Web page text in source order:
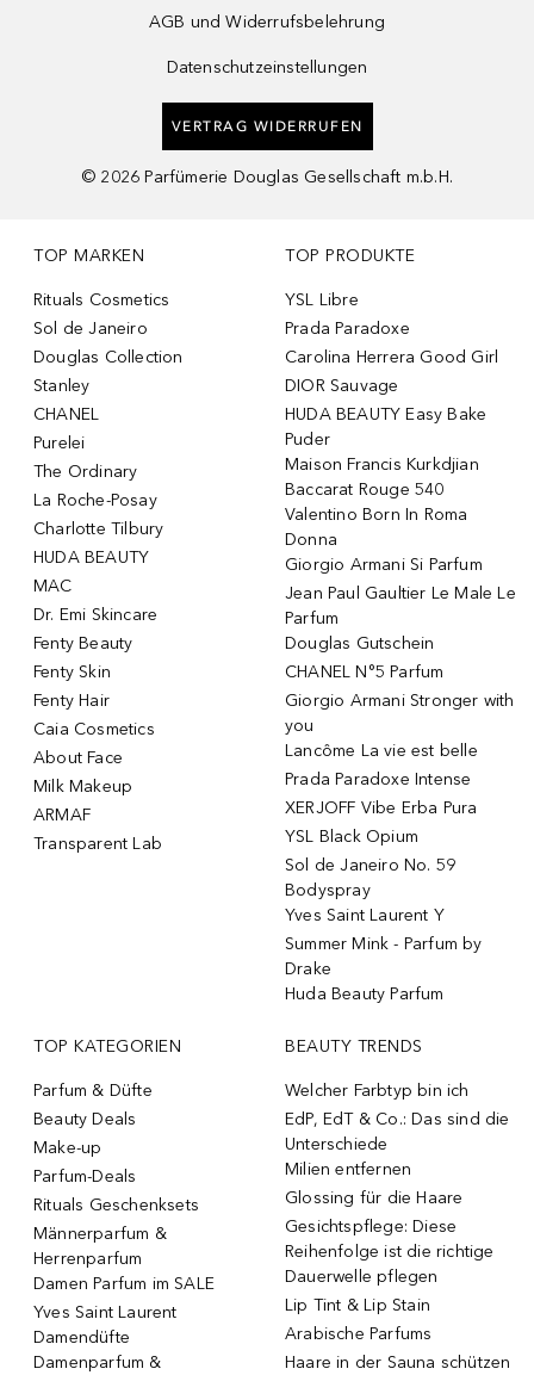
AGB und Widerrufsbelehrung
Datenschutzeinstellungen
VERTRAG WIDERRUFEN
© 2026 Parfümerie Douglas Gesellschaft m.b.H.
TOP MARKEN
Rituals Cosmetics
Sol de Janeiro
Douglas Collection
Stanley
CHANEL
Purelei
The Ordinary
La Roche-Posay
Charlotte Tilbury
HUDA BEAUTY
MAC
Dr. Emi Skincare
Fenty Beauty
Fenty Skin
Fenty Hair
Caia Cosmetics
About Face
Milk Makeup
ARMAF
Transparent Lab
TOP PRODUKTE
YSL Libre
Prada Paradoxe
Carolina Herrera Good Girl
DIOR Sauvage
HUDA BEAUTY Easy Bake
Puder
Maison Francis Kurkdjian
Baccarat Rouge 540
Valentino Born In Roma
Donna
Giorgio Armani Si Parfum
Jean Paul Gaultier Le Male Le
Parfum
Douglas Gutschein
CHANEL N°5 Parfum
Giorgio Armani Stronger with
you
Lancôme La vie est belle
Prada Paradoxe Intense
XERJOFF Vibe Erba Pura
YSL Black Opium
Sol de Janeiro No. 59
Bodyspray
Yves Saint Laurent Y
Summer Mink - Parfum by
Drake
Huda Beauty Parfum
TOP KATEGORIEN
Parfum & Düfte
Beauty Deals
Make-up
Parfum-Deals
Rituals Geschenksets
Männerparfum &
Herrenparfum
Damen Parfum im SALE
Yves Saint Laurent
Damendüfte
Damenparfum &
BEAUTY TRENDS
Welcher Farbtyp bin ich
EdP, EdT & Co.: Das sind die
Unterschiede
Milien entfernen
Glossing für die Haare
Gesichtspflege: Diese
Reihenfolge ist die richtige
Dauerwelle pflegen
Lip Tint & Lip Stain
Arabische Parfums
Haare in der Sauna schützen